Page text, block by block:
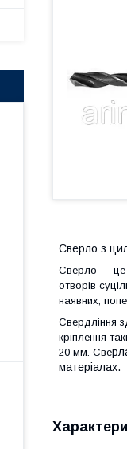
Сверло з
Сверло — це
отворів
наявних,
Свердління
кріплення
20 мм. Све
матеріалах.